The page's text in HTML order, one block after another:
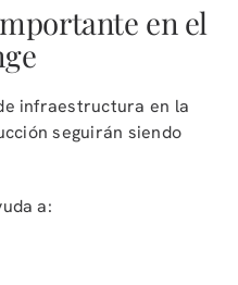
en el
infraestructura en la
seguirán siendo
a: